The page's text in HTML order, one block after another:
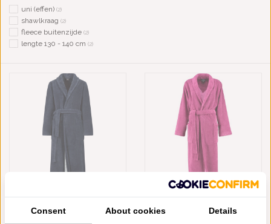
uni (effen) (2)
shawlkraag (2)
fleece buitenzijde (2)
lengte 130 - 140 cm (2)
DONKERBLAUW MET
DONKER ROZE MET
Consent About cookies Details